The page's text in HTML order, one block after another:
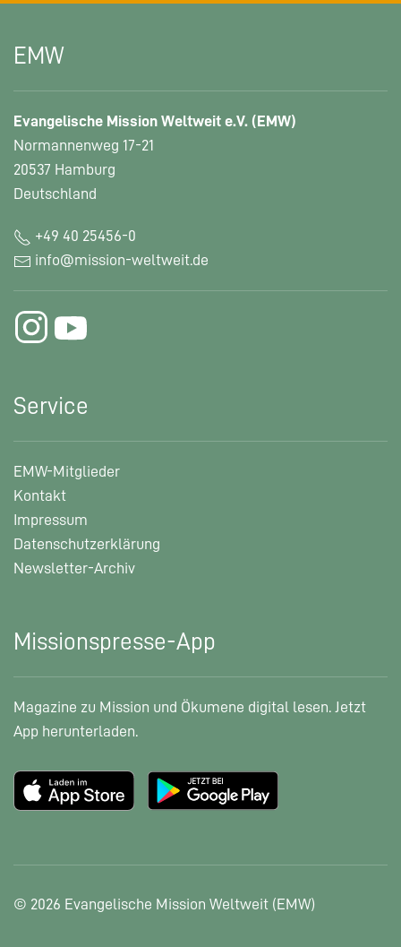
EMW
Evangelische Mission Weltweit e.V. (EMW)
Normannenweg 17-21
20537 Hamburg
Deutschland
+49 40 25456-0
info@mission-weltweit.de
Service
EMW-Mitglieder
Kontakt
Impressum
Datenschutzerklärung
Newsletter-Archiv
Missionspresse-App
Magazine zu Mission und Ökumene digital lesen. Jetzt
App herunterladen.
© 2026 Evangelische Mission Weltweit (EMW)